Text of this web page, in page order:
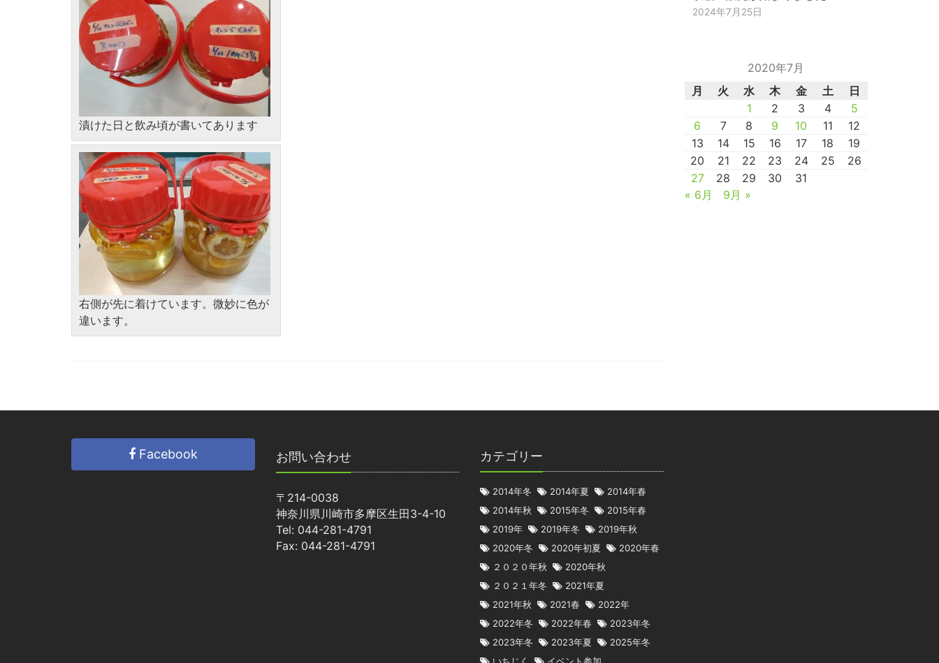
漬けた日と飲み頃が書いてあります
右側が先に着けています。微妙に色が
違います。
2024年7月25日
2020年7月
月
火 水 木 金 土
日
1
2 3 4
5
6
7 8 9 10 11
12
13
14 15 16 17 18
19
20
21 22 23 24 25
26
27
28 29 30
31
« 6月
9月 »
Facebook お問い合わせ
〒214-0038
神奈川県川崎市多摩区生田3-4-10
Tel: 044-281-4791
Fax: 044-281-4791
カテゴリー
2014年冬 2014年夏
2014年春
2014年秋
2015年冬
2015年春
2019年
2019年冬
2019年秋
2020年冬
2020年初夏
2020年春
２０２０年秋
2020年秋
２０２１年冬
2021年夏
2021年秋
2021春
2022年
2022年冬
2022年春
2023年冬
2023年冬
2023年夏
2025年冬